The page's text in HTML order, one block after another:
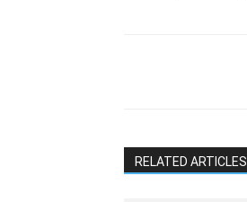
RELATED ARTICLES